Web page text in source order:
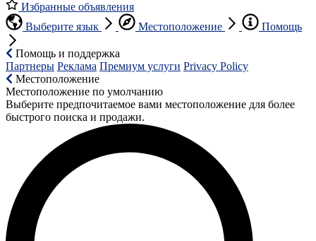
Избранные объявления
Выберите язык
Местоположение Помощь
Помощь и поддержка
Партнеры Реклама Премиум услуги Privacy Policy
Местоположение
Местоположение по умолчанию
Выберите предпочитаемое вами местоположение для более
быстрого поиска и продажи.